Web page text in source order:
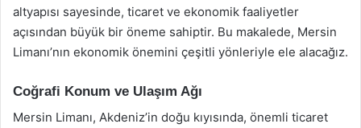
altyapısı sayesinde, ticaret ve ekonomik faaliyetler
açısından büyük bir öneme sahiptir. Bu makalede, Mersin
Limanı’nın ekonomik önemini çeşitli yönleriyle ele alacağız.
Coğrafi Konum ve Ulaşım Ağı
Mersin Limanı, Akdeniz’in doğu kıyısında, önemli ticaret